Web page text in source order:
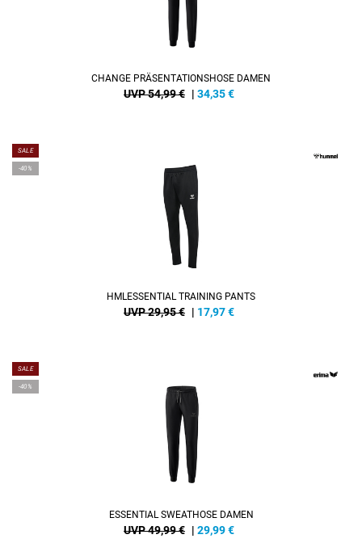
CHANGE PRÄSENTATIONSHOSE DAMEN
UVP 54,99 € | 34,35€
SALE
-40%
HMLESSENTIAL TRAINING PANTS
UVP 29,95 € | 17,97€
SALE
-40%
ESSENTIAL SWEATHOSE DAMEN
UVP 49,99 € | 29,99€